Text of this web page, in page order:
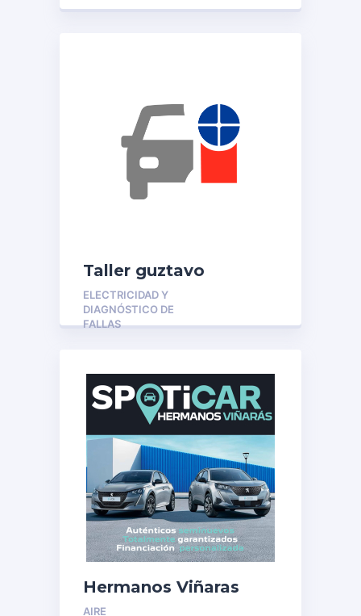
Taller guztavo
ELECTRICIDAD Y
DIAGNÓSTICO DE
FALLAS
Hermanos Viñaras
AIRE